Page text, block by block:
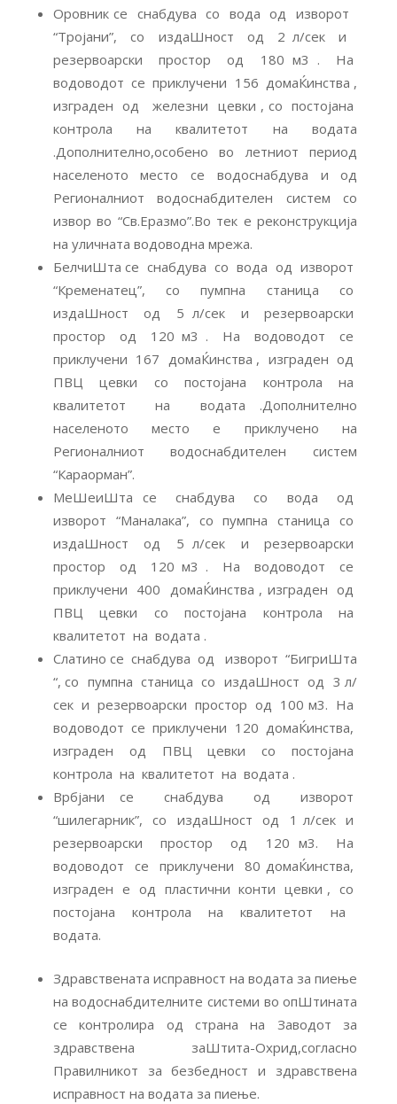
Оровник се снабдува со вода од изворот
“Тројани”, со издаШност од 2 л/сек и
резервоарски простор од 180 м3 . На
водоводот се приклучени 156 домаЌинства ,
изграден од железни цевки , со постојана
контрола на квалитетот на водата
.Дополнително,особено во летниот период
населеното место се водоснабдува и од
Регионалниот водоснабдителен систем со
извор во “Св.Еразмо”.Во тек е реконструкција
на уличната водоводна мрежа.
БелчиШта се снабдува со вода од изворот
“Кременатец”, со пумпна станица со
издаШност од 5 л/сек и резервоарски
простор од 120 м3 . На водоводот се
приклучени 167 домаЌинства , изграден од
ПВЦ цевки со постојана контрола на
квалитетот на водата .Дополнително
населеното место е приклучено на
Регионалниот водоснабдителен систем
“Караорман”.
МеШеиШта се снабдува со вода од
изворот “Маналака”, со пумпна станица со
издаШност од 5 л/сек и резервоарски
простор од 120 м3 . На водоводот се
приклучени 400 домаЌинства , изграден од
ПВЦ цевки со постојана контрола на
квалитетот на водата .
Слатино се снабдува од изворот “БигриШта
“, со пумпна станица со издаШност од 3 л/
сек и резервоарски простор од 100 м3. На
водоводот се приклучени 120 домаЌинства,
изграден од ПВЦ цевки со постојана
контрола на квалитетот на водата .
Врбјани се снабдува од изворот
“шилегарник”, со издаШност од 1 л/сек и
резервоарски простор од 120 м3. На
водоводот се приклучени 80 домаЌинства,
изграден е од пластични конти цевки , со
постојана контрола на квалитетот на
водата.
Здравствената исправност на водата за пиење
на водоснабдителните системи во опШтината
се контролира од страна на Заводот за
здравствена заШтита-Охрид,согласно
Правилникот за безбедност и здравствена
исправност на водата за пиење.